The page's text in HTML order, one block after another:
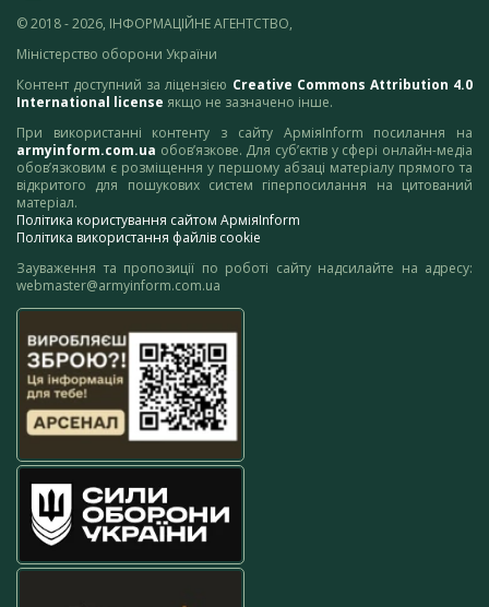
© 2018 - 2026, ІНФОРМАЦІЙНЕ АГЕНТСТВО,
Міністерство оборони України
Контент доступний за ліцензією Creative Commons Attribution 4.0
International license якщо не зазначено інше.
При використанні контенту з сайту АрміяInform посилання на
armyinform.com.ua обов’язкове. Для суб’єктів у сфері онлайн-медіа
обов’язковим є розміщення у першому абзаці матеріалу прямого та
відкритого для пошукових систем гіперпосилання на цитований
матеріал.
Політика користування сайтом АрміяInform
Політика використання файлів cookie
Зауваження та пропозиції по роботі сайту надсилайте на адресу:
webmaster@armyinform.com.ua